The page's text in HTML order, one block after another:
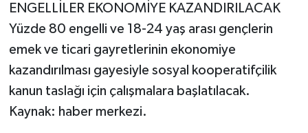
ENGELLİLER EKONOMİYE KAZANDIRILACAK
Yüzde 80 engelli ve 18-24 yaş arası gençlerin
emek ve ticari gayretlerinin ekonomiye
kazandırılması gayesiyle sosyal kooperatifçilik
kanun taslağı için çalışmalara başlatılacak.
Kaynak: haber merkezi.